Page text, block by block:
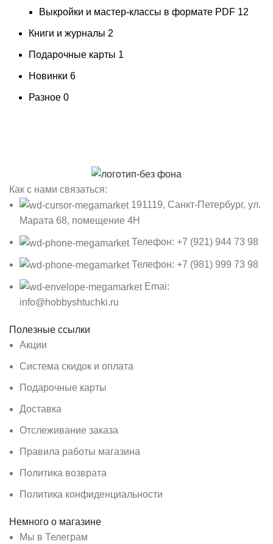
Выкройки и мастер-классы в формате PDF 12
Книги и журналы 2
Подарочные карты 1
Новинки 6
Разное 0
Как с нами связаться:
191119, Санкт-Петербург, ул.
Марата 68, помещение 4Н
Телефон: +7 (921) 944 73 98
Телефон: +7 (981) 999 73 98
Emai:
info@hobbyshtuchki.ru
Полезные ссылки
Акции
Система скидок и оплата
Подарочные карты
Доставка
Отслеживание заказа
Правила работы магазина
Политика возврата
Политика конфиденциальности
Немного о магазине
Мы в Телеграм